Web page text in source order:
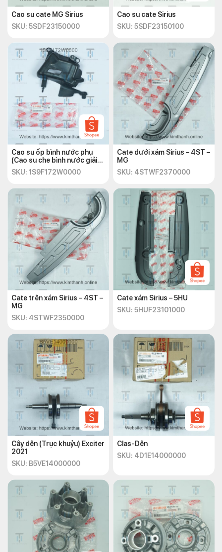
Cao su cate MG Sirius
SKU: 5SDF23150000
Cao su cate Sirius
SKU: 5SDF23150100
Cao su ốp bình nước phụ
(Cao su che bình nước giải
nhiệt) Exciter 135 2010
SKU: 1S9F172W0000
Cate dưới xám Sirius – 4ST –
MG
SKU: 4STWF2370000
Cate trên xám Sirius – 4ST –
MG
SKU: 4STWF2350000
Cate xám Sirius – 5HU
SKU: 5HUF23101000
Cây dên (Trục khuỷu) Exciter
2021
SKU: B5VE14000000
Clas-Dên
SKU: 4D1E14000000